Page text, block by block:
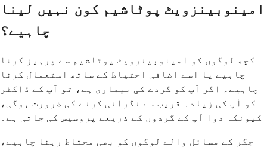
امینوبینزویٹ پوٹاشیم کون نہیں لینا
چاہیے؟
کچھ لوگوں کو امینوبینزویٹ پوٹاشیم سے پرہیز کرنا
چاہیے یا اسے اضافی احتیاط کے ساتھ استعمال کرنا
چاہیے۔ اگر آپ کو گردے کی بیماری ہے، تو آپ کے ڈاکٹر
کو آپ کی زیادہ قریب سے نگرانی کرنے کی ضرورت ہوگی،
کیونکہ دوا آپ کے گردوں کے ذریعے پروسیس کی جاتی ہے۔
جگر کے مسائل والے لوگوں کو بھی محتاط رہنا چاہیے،